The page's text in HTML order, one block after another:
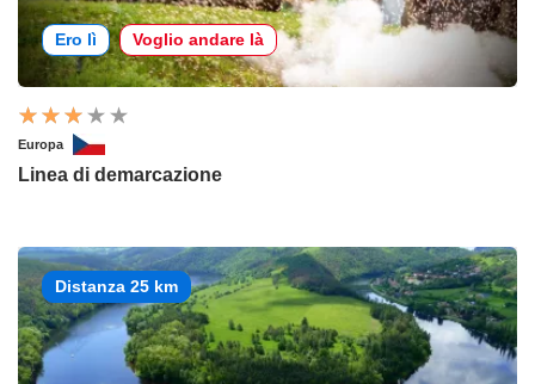
Ero lì Voglio andare là
Europa
Linea di demarcazione
Distanza 25 km